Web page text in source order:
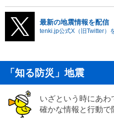
最新の地震情報を配信
tenki.jp公式X（旧Twitter）
「知る防災」地震
いざという時にあわ
確かな情報と行動で